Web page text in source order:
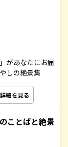
があなたにお届
しの絶景集
詳細を見る
ことばと絶景